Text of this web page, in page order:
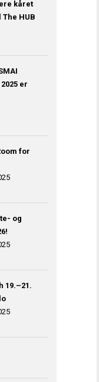
kåret
HUB
er
for
og
19.–21.